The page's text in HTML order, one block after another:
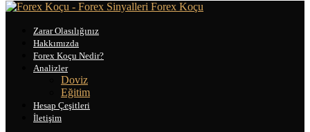
Forex Koçu
Zarar Olasılığınız
Hakkımızda
Forex Koçu Nedir?
Analizler
Doviz
Eğitim
Hesap Çeşitleri
İletişim